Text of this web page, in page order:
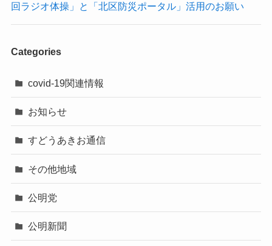
回ラジオ体操」と「北区防災ポータル」活用のお願い
Categories
covid-19関連情報
お知らせ
すどうあきお通信
その他地域
公明党
公明新聞